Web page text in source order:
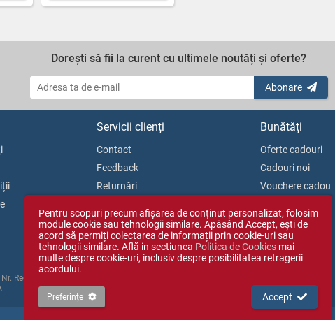
Dorești să fii la curent cu ultimele noutăți și oferte?
Abonare
Servicii clienți
Contact
Feedback
Returnări
ANPC
Bunătăți
Oferte cadouri
Cadouri noi
Vouchere cadou
Reg. Com. J35/1813/2003).
Pentru scopuri precum afișarea de conținut personalizat, folosim
module cookie sau tehnologii similare. Apăsând Accept, ești de
acord să permiți colectarea de informații prin cookie-uri sau
tehnologii similare. Află in sectiunea Politica de Cookies mai
multe despre cookie-uri, inclusiv despre posibilitatea retragerii
acordului.
Preferințe Accept